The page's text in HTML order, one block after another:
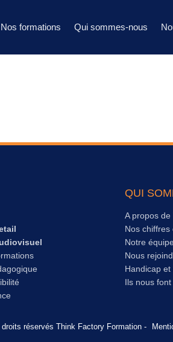
Nos formations Qui sommes-nous
QUI
A propos
Nos chiffres
Notre
Nous
Handicap
Ils nous
réservés Think Factory Formation -